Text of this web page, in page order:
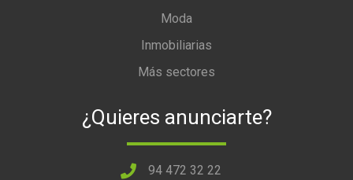
Moda
Inmobiliarias
Más sectores
¿Quieres anunciarte?
94 472 32 22